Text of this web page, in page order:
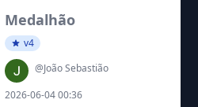
Medalhão
v4
@João Sebastião
2026-06-04 00:36